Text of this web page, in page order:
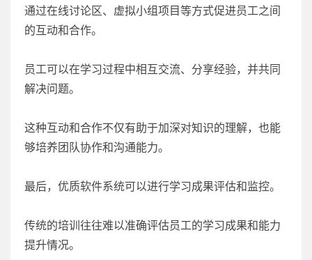
通过在线讨论区、虚拟小组项目等方式促进员工之间
的互动和合作。
员工可以在学习过程中相互交流、分享经验，并共同
解决问题。
这种互动和合作不仅有助于加深对知识的理解，也能
够培养团队协作和沟通能力。
最后，优质软件系统可以进行学习成果评估和监控。
传统的培训往往难以准确评估员工的学习成果和能力
提升情况。